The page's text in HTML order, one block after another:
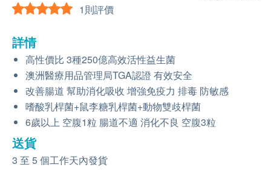
1則評價
詳情
高性價比 3種250億高效活性益生菌
澳洲醫療用品管理局TGA認證 有效安全
改善腸道 幫助消化吸收 增強免疫力 排毒 防敏感
嗜酸乳桿菌+鼠李糖乳桿菌+動物雙歧桿菌
6歲以上 空腹1粒 腸道不適 消化不良 空腹3粒
送貨
3 至 5 個工作天內發貨